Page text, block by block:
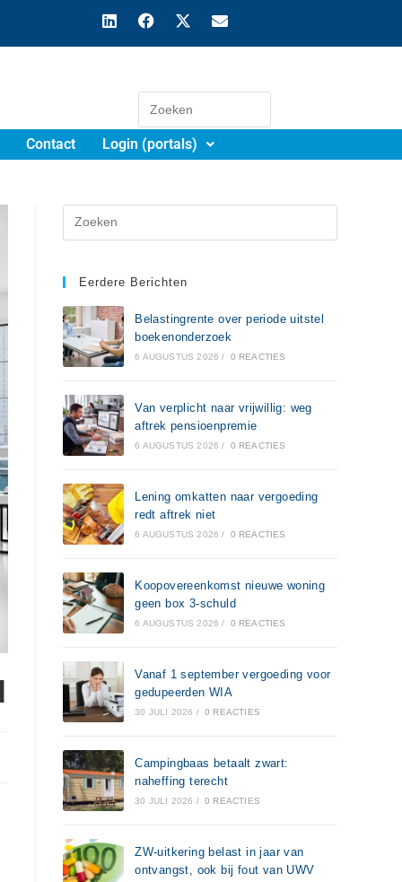
Contact Login (portals)
Eerdere Berichten
Belastingrente over periode uitstel
boekenonderzoek
6 AUGUSTUS 2026 / 0 REACTIES
Van verplicht naar vrijwillig: weg
aftrek pensioenpremie
6 AUGUSTUS 2026 / 0 REACTIES
Lening omkatten naar vergoeding
redt aftrek niet
6 AUGUSTUS 2026 / 0 REACTIES
Koopovereenkomst nieuwe woning
geen box 3-schuld
6 AUGUSTUS 2026 / 0 REACTIES
Vanaf 1 september vergoeding voor
gedupeerden WIA
30 JULI 2026 / 0 REACTIES
Campingbaas betaalt zwart:
naheffing terecht
30 JULI 2026 / 0 REACTIES
ZW-uitkering belast in jaar van
ontvangst, ook bij fout van UWV